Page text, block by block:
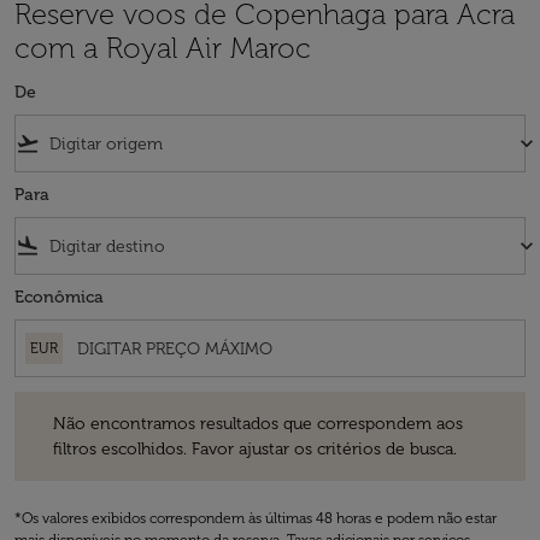
Reserve voos de Copenhaga para Acra
com a Royal Air Maroc
De
flight_takeoff keyboard_arrow_down
Para
flight_land keyboard_arrow_down
Econômica
EUR
Não encontramos resultados que correspondem aos
filtros escolhidos. Favor ajustar os critérios de busca.
*Os valores exibidos correspondem às últimas 48 horas e podem não estar